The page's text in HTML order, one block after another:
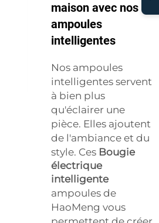
maison avec nos
ampoules
intelligentes
Nos ampoules
intelligentes servent
à bien plus
qu'éclairer une
pièce. Elles ajoutent
de l'ambiance et du
style. Ces Bougie
électrique
intelligente
ampoules de
HaoMeng vous